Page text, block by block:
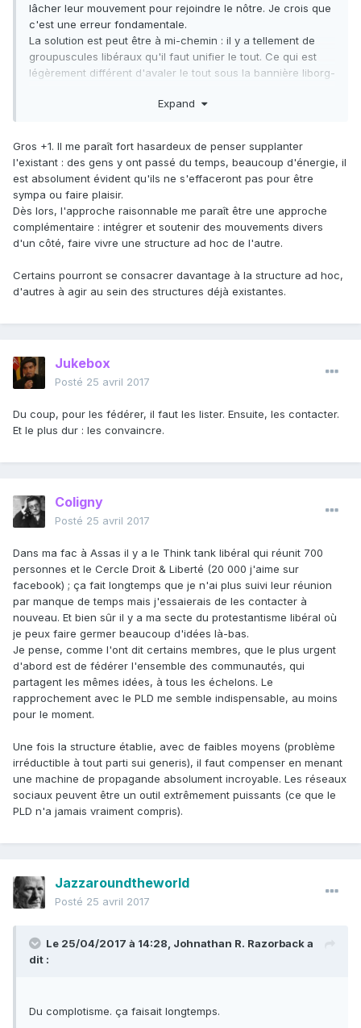
lâcher leur mouvement pour rejoindre le nôtre. Je crois que
c'est une erreur fondamentale.
La solution est peut être à mi-chemin : il y a tellement de
groupuscules libéraux qu'il faut unifier le tout. Ce qui est
légèrement différent d'avaler le tout sous la bannière liborg-
Je pense qu'il est absolument fondamental d'avoir avec
Antigone), individus (oui, même Gave). C'est la seule
solution.
SFL monte un parti ? Pourquoi on ne fusionne pas les
projets pour commencer ? C'est le moment !
Si on n'a pas tout le monde, même pas la peine d'y penser.
Avantage de liborg : sacrée plateforme de dissémination
Expand
Gros +1. Il me paraît fort hasardeux de penser supplanter
l'existant : des gens y ont passé du temps, beaucoup d'énergie, il
est absolument évident qu'ils ne s'effaceront pas pour être
sympa ou faire plaisir.
Dès lors, l'approche raisonnable me paraît être une approche
complémentaire : intégrer et soutenir des mouvements divers
d'un côté, faire vivre une structure ad hoc de l'autre.
Certains pourront se consacrer davantage à la structure ad hoc,
d'autres à agir au sein des structures déjà existantes.
Jukebox
Posté 25 avril 2017
Du coup, pour les fédérer, il faut les lister. Ensuite, les contacter.
Et le plus dur : les convaincre.
Coligny
Posté 25 avril 2017
Dans ma fac à Assas il y a le Think tank libéral qui réunit 700
personnes et le Cercle Droit & Liberté (20 000 j'aime sur
facebook) ; ça fait longtemps que je n'ai plus suivi leur réunion
par manque de temps mais j'essaierais de les contacter à
nouveau. Et bien sûr il y a ma secte du protestantisme libéral où
je peux faire germer beaucoup d'idées là-bas.
Je pense, comme l'ont dit certains membres, que le plus urgent
d'abord est de fédérer l'ensemble des communautés, qui
partagent les mêmes idées, à tous les échelons. Le
rapprochement avec le PLD me semble indispensable, au moins
pour le moment.
Une fois la structure établie, avec de faibles moyens (problème
irréductible à tout parti sui generis), il faut compenser en menant
une machine de propagande absolument incroyable. Les réseaux
sociaux peuvent être un outil extrêmement puissants (ce que le
PLD n'a jamais vraiment compris).
Jazzaroundtheworld
Posté 25 avril 2017
Le 25/04/2017 à 14:28, Johnathan R. Razorbacka
dit :
Du complotisme. ça faisait longtemps.